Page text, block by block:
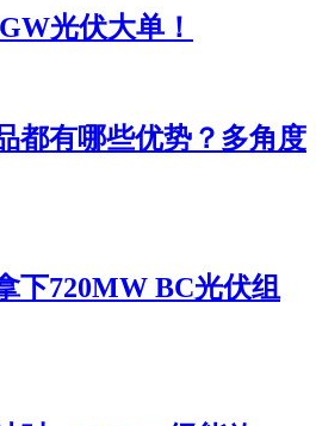
光伏大单！
都有哪些优势？多角度
下720MW BC光伏组